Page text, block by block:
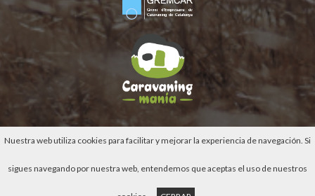
Nuestra web utiliza cookies para facilitar y mejorar la experiencia de navegación. Si
sigues navegando por nuestra web, entendemos que aceptas el uso de nuestros